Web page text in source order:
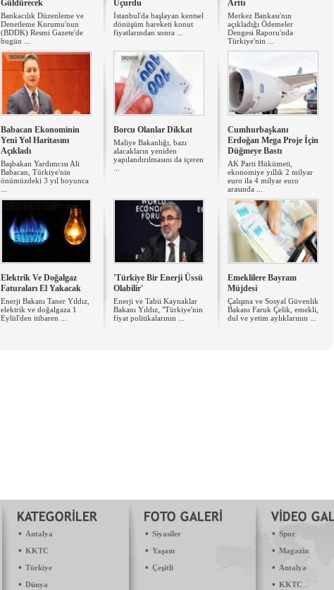
Güldürecek
Bankacılık Düzenleme ve
Denetleme Kurumu'nun
(BDDK) Resmi Gazete'de
bugün ...
Uçurdu
İstanbul'da başlayan kentsel
dönüşüm hareketi konut
fiyatlarından sonra ...
Arttı
Merkez Bankası'nın
açıkladığı Ödemeler
Dengesi Raporu'nda
Türkiye'nin ...
Babacan Ekonominin
Yeni Yol Haritasını
Açıkladı
Başbakan Yardımcısı Ali
Babacan, Türkiye'nin
önümüzdeki 3 yıl boyunca
Borcu Olanlar Dikkat
Maliye Bakanlığı, bazı
alacakların yeniden
yapılandırılmasını da içeren
Cumhurbaşkanı
Erdoğan Mega Proje İçin
Düğmeye Bastı
AK Parti Hükümeti,
ekonomiye yıllık 2 milyar
euro ila 4 milyar euro
arasında ...
Elektrik Ve Doğalgaz
Faturaları El Yakacak
Enerji Bakanı Taner Yıldız,
elektrik ve doğalgaza 1
Eylül'den itibaren ...
'Türkiye Bir Enerji Üssü
Olabilir'
Enerji ve Tabii Kaynaklar
Bakanı Yıldız, "Türkiye'nin
fiyat politikalarının ...
Emeklilere Bayram
Müjdesi
Çalışma ve Sosyal Güvenlik
Bakanı Faruk Çelik, emekli,
dul ve yetim aylıklarının ...
• Antalya
• KKTC
• Türkiye
• Dünya
• Siyasiler
• Yaşam
• Çeşitli
• Spor
• Magazin
• Antalya
• KKTC